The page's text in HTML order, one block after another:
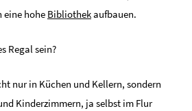
eine hohe Bibliothekaufbauen.
Regal sein?
nur in Küchen und Kellern, sondern
Kinderzimmern, ja selbst im Flur